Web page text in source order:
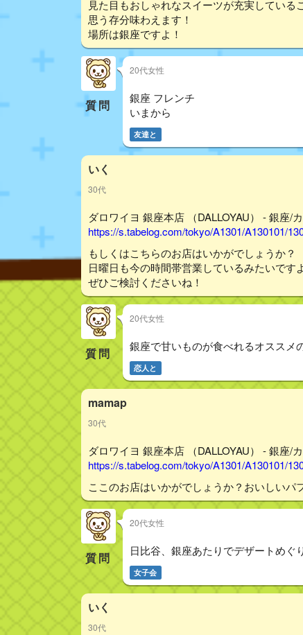
見た目もおしゃれなスイーツが充実してい
思う存分味わえます！
場所は銀座ですよ！
質問
20代女性
銀座 フレンチ
いまから
友達と
いく
30代
ダロワイヨ 銀座本店 （DALLOYAU） - 銀座/
https://s.tabelog.com/tokyo/A1301/A130101/
もしくはこちらのお店はいかがでしょうか？
日曜日も今の時間帯営業しているみたいですよ
ぜひご検討くださいね！
質問
20代女性
銀座で甘いものが食べれるオススメ
恋人と
mamap
30代
ダロワイヨ 銀座本店 （DALLOYAU） - 銀座/
https://s.tabelog.com/tokyo/A1301/A130101/
ここのお店はいかがでしょうか？おいしいパ
質問
20代女性
日比谷、銀座あたりでデザートめぐ
女子会
いく
30代